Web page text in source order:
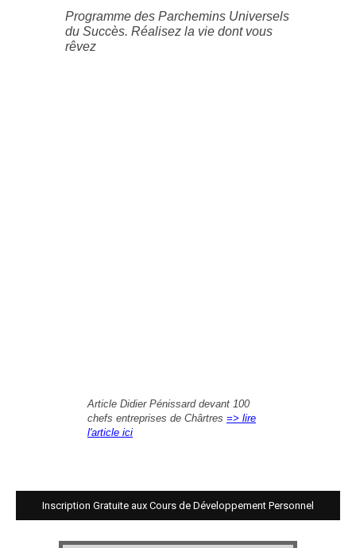
Programme des Parchemins Universels
du Succès. Réalisez la vie dont vous
rêvez
Article Didier Pénissard devant 100
chefs entreprises de Chârtres => lire
l'article ici
Inscription Gratuite aux Cours de Développement Personnel